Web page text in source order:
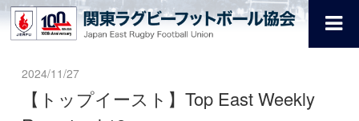
2024/11/27
【トップイースト】Top East Weekly